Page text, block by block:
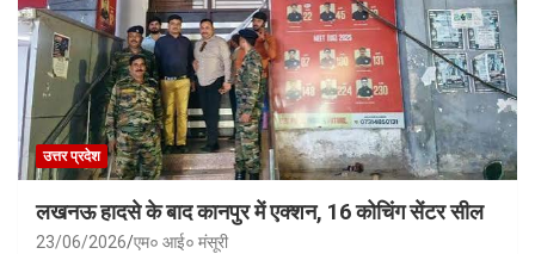
उत्तर प्रदेश
लखनऊ हादसे के बाद कानपुर में एक्शन, 16 कोचिंग सेंटर सील
23/06/2026 एम० आई० मंसूरी